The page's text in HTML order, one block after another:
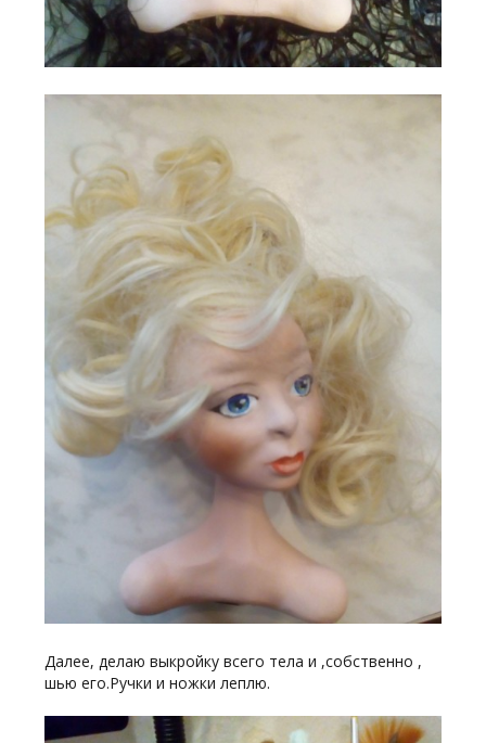
Далее, делаю выкройку всего тела и ,собственно ,
шью его.Ручки и ножки леплю.